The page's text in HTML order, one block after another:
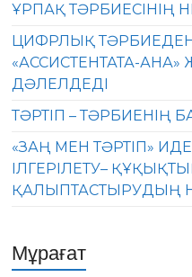
ҰРПАҚ ТӘРБИЕСІНІҢ
ЦИФРЛЫҚ
«АССИСТЕНТАТА-АНА»
ДӘЛЕЛДЕДІ
ТӘРТІП – ТӘРБИЕНІҢ
«ЗАҢ МЕН ТӘРТІП»
ІЛГЕРІЛЕТУ–
ҚАЛЫПТАСТЫРУДЫҢ
Мұрағат